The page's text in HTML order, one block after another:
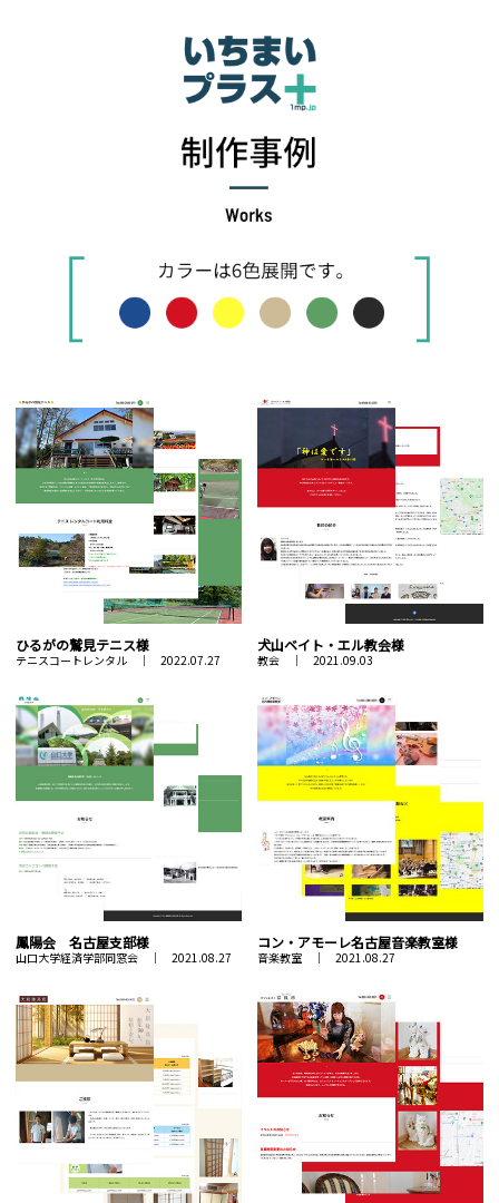
ひるがの鷲見テニス様
テニスコートレンタル ｜ 2022.07.27
犬山ベイト・エル教会様
教会 ｜ 2021.09.03
鳳陽会 名古屋支部様
山口大学経済学部同窓会 ｜ 2021.08.27
コン・アモーレ名古屋音楽教室様
音楽教室 ｜ 2021.08.27